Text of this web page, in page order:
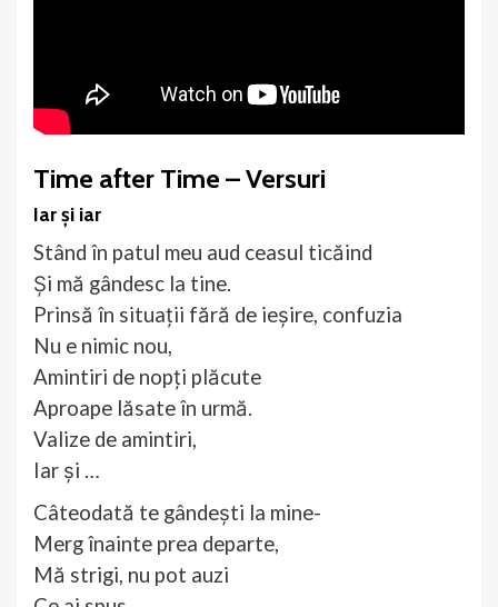
Time after Time – Versuri
Iar și iar
Stând în patul meu aud ceasul ticăind
Și mă gândesc la tine.
Prinsă în situații fără de ieșire, confuzia
Nu e nimic nou,
Amintiri de nopți plăcute
Aproape lăsate în urmă.
Valize de amintiri,
Iar și …
Câteodată te gândești la mine-
Merg înainte prea departe,
Mă strigi, nu pot auzi